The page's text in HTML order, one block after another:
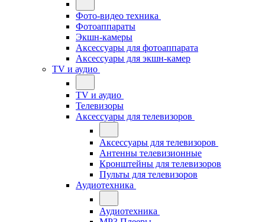
Фото-видео техника
Фотоаппараты
Экшн-камеры
Аксессуары для фотоаппарата
Аксессуары для экшн-камер
TV и аудио
TV и аудио
Телевизоры
Аксессуары для телевизоров
Аксессуары для телевизоров
Антенны телевизионные
Кронштейны для телевизоров
Пульты для телевизоров
Аудиотехника
Аудиотехника